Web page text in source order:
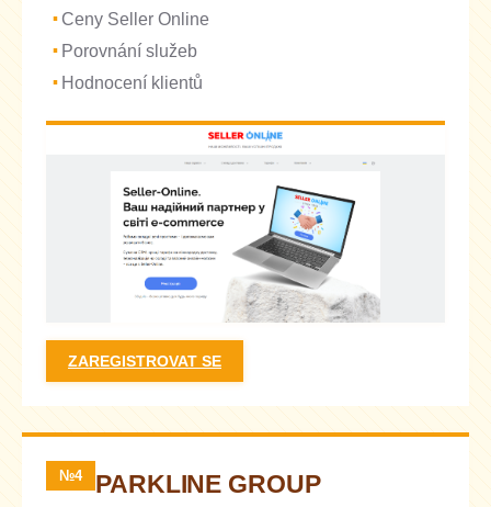
Ceny Seller Online
Porovnání služeb
Hodnocení klientů
ZAREGISTROVAT SE
№4 PARKLINE GROUP